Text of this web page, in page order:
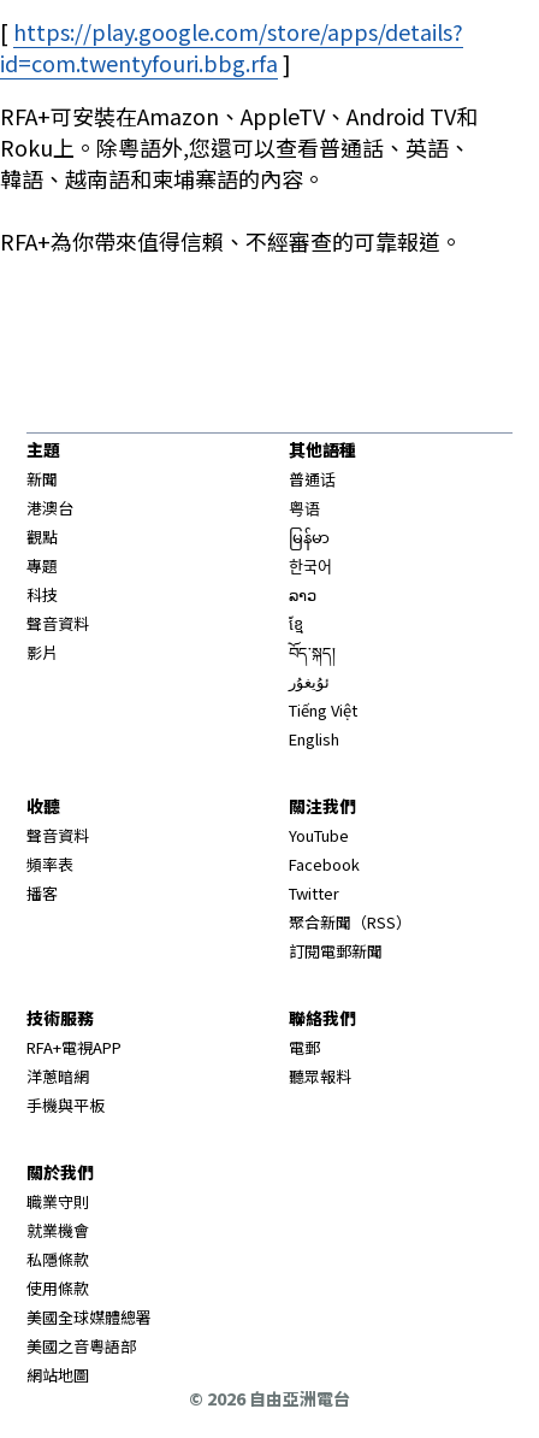
[ https://play.google.com/store/apps/details?
id=com.twentyfouri.bbg.rfaOpens in new window
]
RFA+可安裝在Amazon、AppleTV、Android TV和
Roku上。除粵語外,您還可以查看普通話、英語、
韓語、越南語和柬埔寨語的內容。
RFA+為你帶來值得信賴、不經審查的可靠報道。
主題
新聞
港澳台
觀點
專題
科技
聲音資料
影片
其他語種
普通话
粤语
မြန်မာ
한국어
ລາວ
ខ្មែ
བོད་སྐད།
ئۇيغۇر
Tiếng Việt
English
收聽
聲音資料
頻率表
播客
關注我們
YouTube
Facebook
Twitter
聚合新聞（RSS）
訂閱電郵新聞
技術服務
RFA+電視APP
洋蔥暗網
手機與平板
聯絡我們
電郵
聽眾報料
關於我們
職業守則
就業機會
私隱條款
使用條款
美國全球媒體總署
美國之音粵語部
網站地圖
© 2026 自由亞洲電台